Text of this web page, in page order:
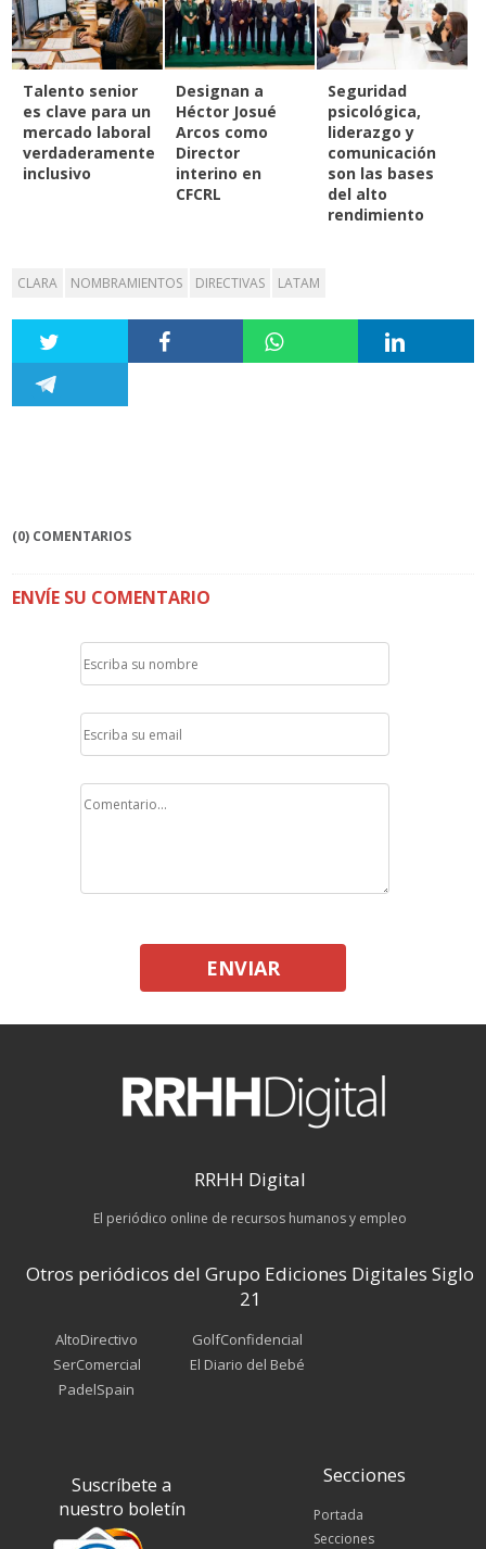
Talento senior
es clave para un
mercado laboral
verdaderamente
inclusivo
Designan a
Héctor Josué
Arcos como
Director
interino en
CFCRL
Seguridad
psicológica,
liderazgo y
comunicación
son las bases
del alto
rendimiento
CLARA NOMBRAMIENTOS DIRECTIVAS LATAM
(0) COMENTARIOS
ENVÍE SU COMENTARIO
ENVIAR
RRHH Digital
El periódico online de recursos humanos y empleo
Otros periódicos del Grupo Ediciones Digitales Siglo
21
AltoDirectivo
SerComercial
PadelSpain
GolfConfidencial
El Diario del Bebé
Suscríbete a
nuestro boletín
Secciones
Portada
Secciones